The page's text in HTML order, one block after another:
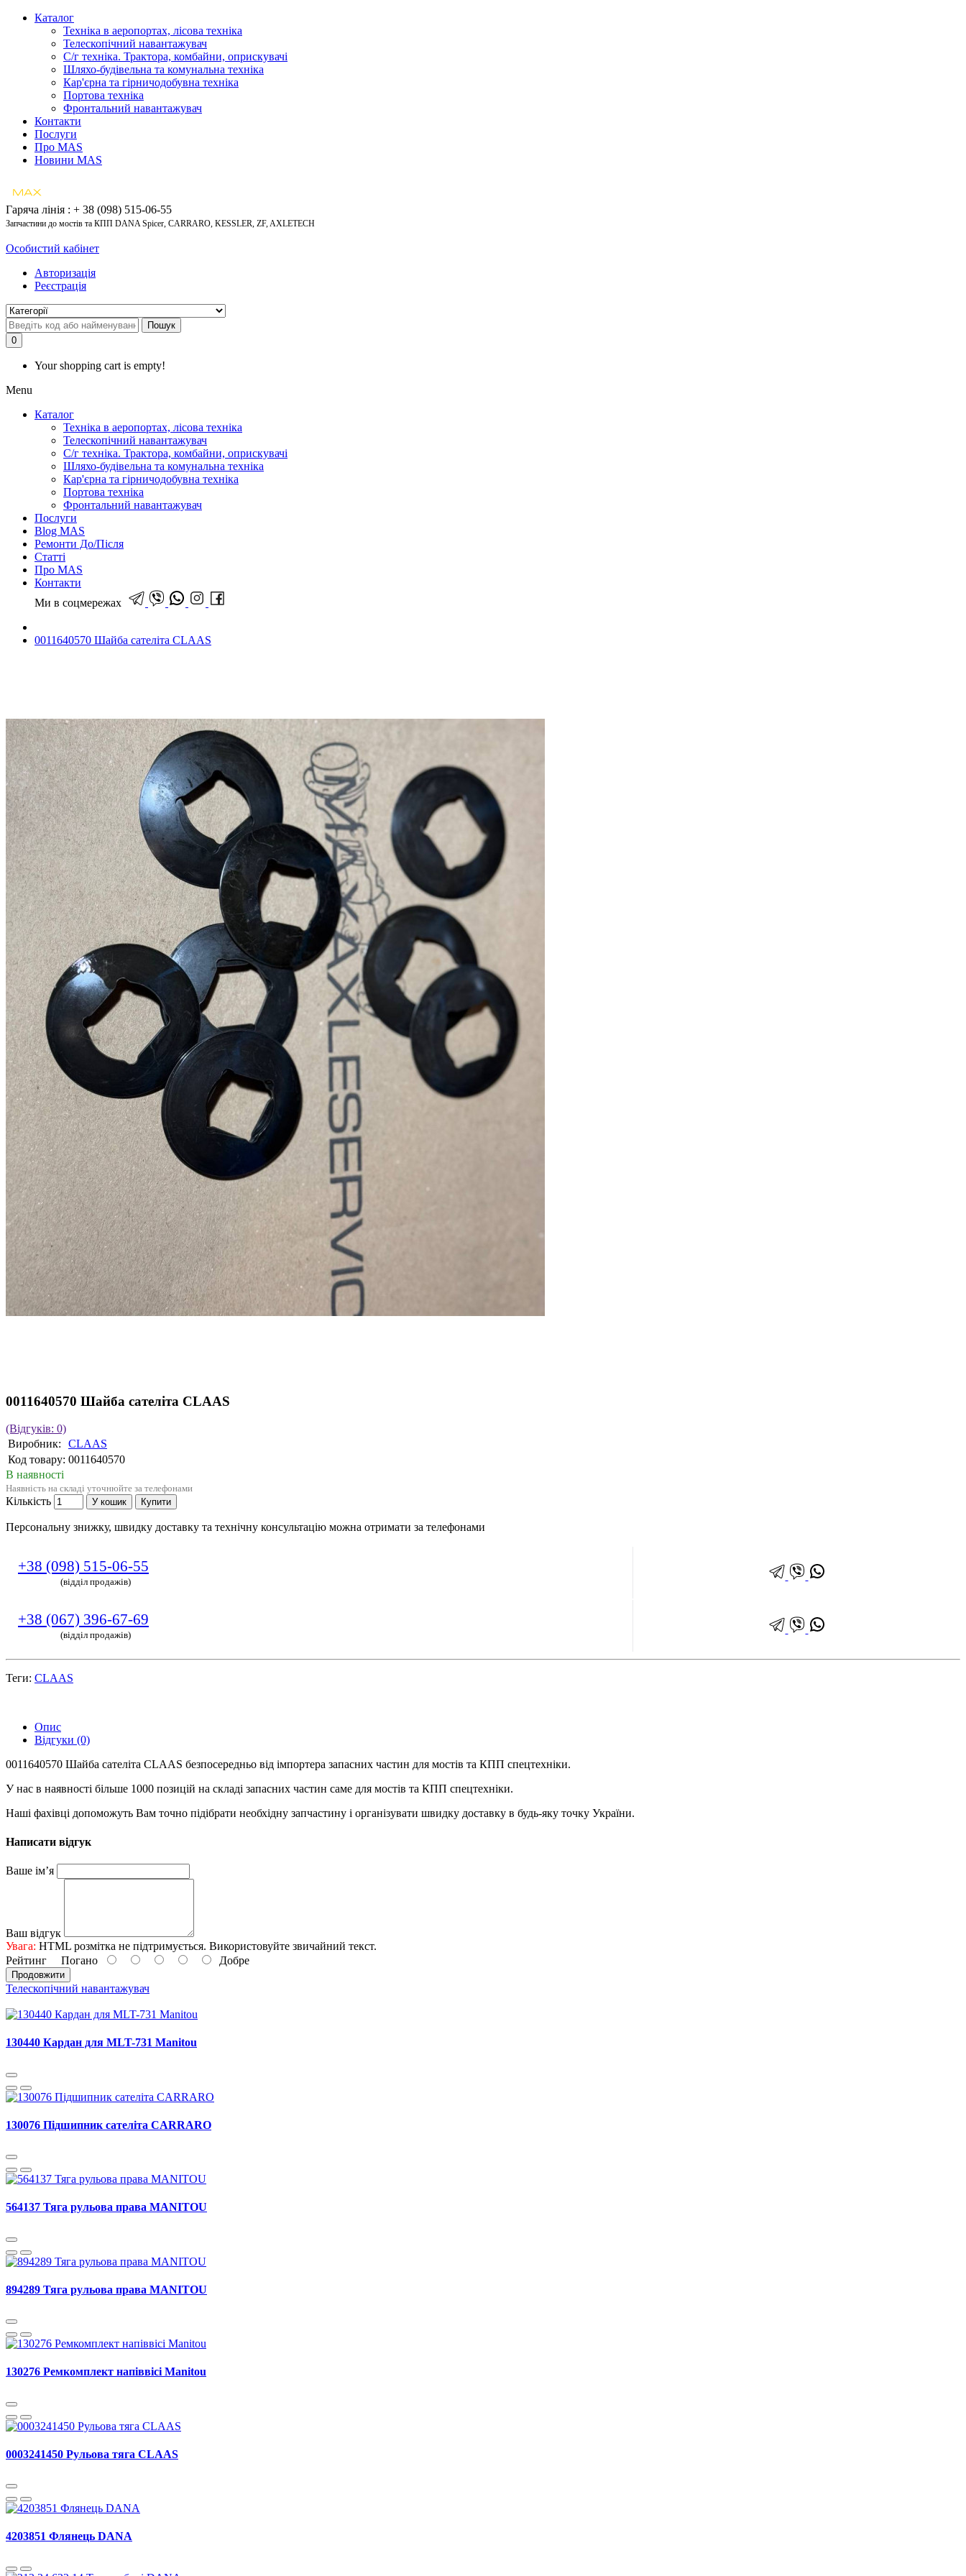
Каталог
Техніка в аеропортах, лісова техніка
Телескопічний навантажувач
С/г техніка. Трактора, комбайни, оприскувачі
Шляхо-будівельна та комунальна техніка
Кар'єрна та гірничодобувна техніка
Портова техніка
Фронтальний навантажувач
Контакти
Послуги
Про MAS
Новини MAS
Гаряча лінія : + 38 (098) 515-06-55
Запчастини до мостів та КПП DANA Spicer, CARRARO, KESSLER, ZF, AXLETECH
Особистий кабінет
Авторизація
Реєстрація
Пошук
0
Your shopping cart is empty!
Menu
Каталог
Техніка в аеропортах, лісова техніка
Телескопічний навантажувач
С/г техніка. Трактора, комбайни, оприскувачі
Шляхо-будівельна та комунальна техніка
Кар'єрна та гірничодобувна техніка
Портова техніка
Фронтальний навантажувач
Послуги
Blog MAS
Ремонти До/Після
Статті
Про MAS
Контакти
Ми в соцмережах
0011640570 Шайба сателіта CLAAS
0011640570 Шайба сателіта CLAAS
(Відгуків: 0)
Виробник:
CLAAS
Код товару: 0011640570
В наявності
Наявність на складі уточнюйте за телефонами
Кількість У кошик Купити
Персональну знижку, швидку доставку та технічну консультацію можна отримати за телефонами
+38 (098) 515-06-55
(відділ продажів)
+38 (067) 396-67-69
(відділ продажів)
Теги: CLAAS
Опис
Відгуки (0)
0011640570 Шайба сателіта CLAAS безпосередньо від імпортера запасних частин для мостів та КПП спецтехніки.
У нас в наявності більше 1000 позицій на складі запасних частин саме для мостів та КПП спецтехніки.
Наші фахівці допоможуть Вам точно підібрати необхідну запчастину і організувати швидку доставку в будь-яку точку України.
Написати відгук
Ваше ім’я
Ваш відгук
Увага: HTML розмітка не підтримується. Використовуйте звичайний текст.
Рейтинг Погано Добре
Продовжити
Телескопічний навантажувач
130440 Кардан для MLT-731 Manitou
130076 Підшипник сателіта CARRARO
564137 Тяга рульова права MANITOU
894289 Тяга рульова права MANITOU
130276 Ремкомплект напіввісі Manitou
0003241450 Рульова тяга CLAAS
4203851 Флянець DANA